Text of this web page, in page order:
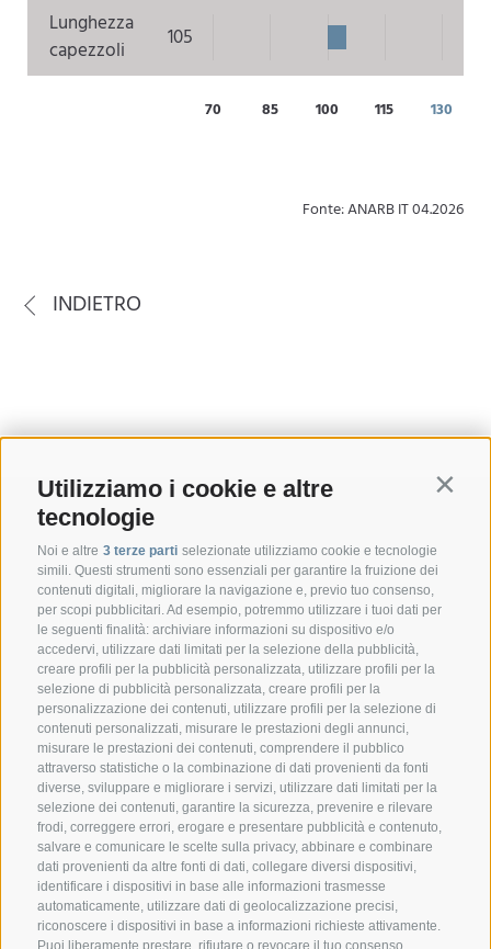
Utilizziamo i cookie e altre
tecnologie
Noi e altre 3 terze parti selezionate utilizziamo cookie e tecnologie
simili. Questi strumenti sono essenziali per garantire la fruizione dei
contenuti digitali, migliorare la navigazione e, previo tuo consenso,
per scopi pubblicitari. Ad esempio, potremmo utilizzare i tuoi dati per
le seguenti finalità: archiviare informazioni su dispositivo e/o
accedervi, utilizzare dati limitati per la selezione della pubblicità,
creare profili per la pubblicità personalizzata, utilizzare profili per la
selezione di pubblicità personalizzata, creare profili per la
personalizzazione dei contenuti, utilizzare profili per la selezione di
contenuti personalizzati, misurare le prestazioni degli annunci,
misurare le prestazioni dei contenuti, comprendere il pubblico
attraverso statistiche o la combinazione di dati provenienti da fonti
diverse, sviluppare e migliorare i servizi, utilizzare dati limitati per la
selezione dei contenuti, garantire la sicurezza, prevenire e rilevare
frodi, correggere errori, erogare e presentare pubblicità e contenuto,
salvare e comunicare le scelte sulla privacy, abbinare e combinare
dati provenienti da altre fonti di dati, collegare diversi dispositivi,
identificare i dispositivi in base alle informazioni trasmesse
automaticamente, utilizzare dati di geolocalizzazione precisi,
riconoscere i dispositivi in base a informazioni richieste attivamente.
Puoi liberamente prestare, rifiutare o revocare il tuo consenso
Lunghezza
capezzoli
105
70 85 100 115 130
Fonte: ANARB IT 04.2026
INDIETRO
CONTATTO
Federazione Prov.le Allevatori Trento
Via delle Bettine, 40 - 38121 Trento
Tel.:+39 0461 432111
info@superbrown.it